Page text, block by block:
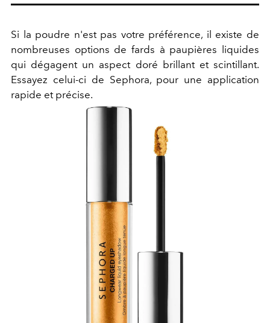
Si la poudre n'est pas votre préférence, il existe de
nombreuses options de fards à paupières liquides
qui dégagent un aspect doré brillant et scintillant.
Essayez celui-ci de Sephora, pour une application
rapide et précise.